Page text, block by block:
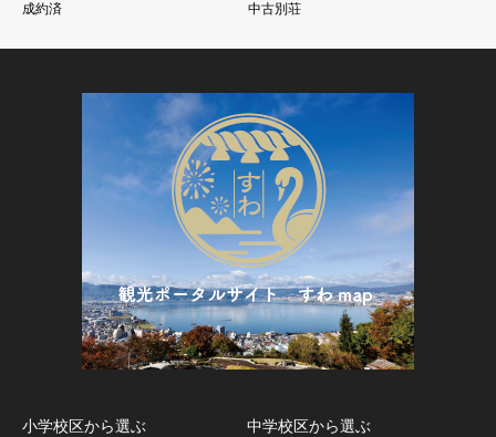
成約済
中古別荘
小学校区から選ぶ 中学校区から選ぶ